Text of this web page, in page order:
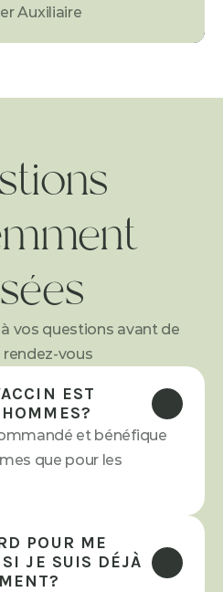
Auxiliaire
vos questions avant de
rendez-vous
EST
et bénéfique
que pour les
POUR ME
JE SUIS DÉJÀ